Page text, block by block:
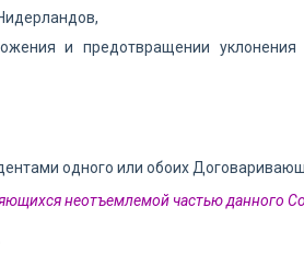
и предотвращении
одного или обоих
неотъемлемой частью данного